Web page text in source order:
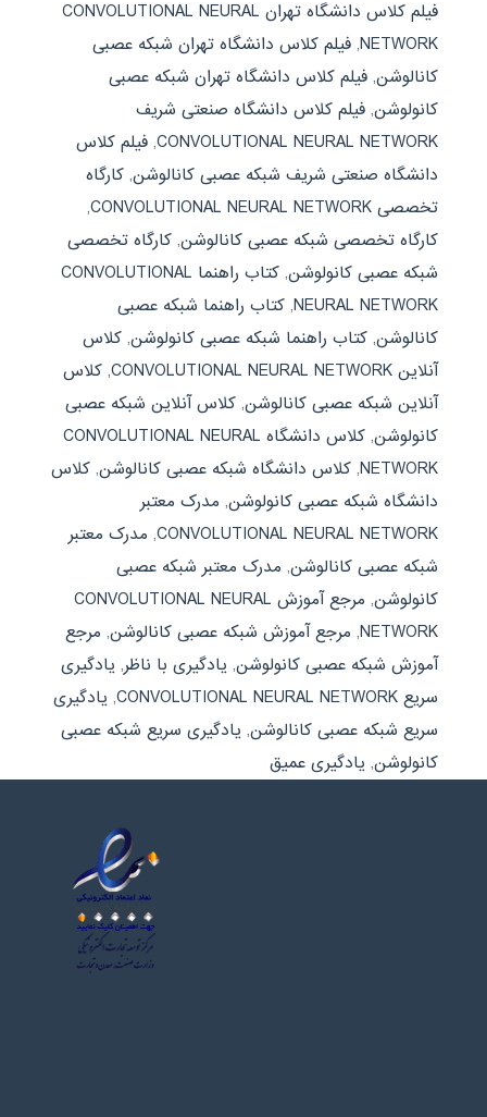
فیلم کلاس دانشگاه تهران CONVOLUTIONAL NEURAL
NETWORK
, فیلم کلاس دانشگاه تهران شبکه عصبی
کانالوشن, فیلم کلاس دانشگاه تهران شبکه عصبی
کانولوشن, فیلم کلاس دانشگاه صنعتی شریف
CONVOLUTIONAL NEURAL NETWORK
, فیلم کلاس
دانشگاه صنعتی شریف شبکه عصبی کانالوشن, کارگاه
تخصصی CONVOLUTIONAL NEURAL NETWORK
,
کارگاه تخصصی شبکه عصبی کانالوشن, کارگاه تخصصی
شبکه عصبی کانولوشن,
کتاب راهنما CONVOLUTIONAL
NEURAL NETWORK
, کتاب راهنما شبکه عصبی
کانالوشن, کتاب راهنما شبکه عصبی کانولوشن, کلاس
آنلاین CONVOLUTIONAL NEURAL NETWORK
, کلاس
آنلاین شبکه عصبی کانالوشن, کلاس آنلاین شبکه عصبی
کانولوشن,
کلاس دانشگاه CONVOLUTIONAL NEURAL
NETWORK
, کلاس دانشگاه شبکه عصبی کانالوشن, کلاس
دانشگاه شبکه عصبی کانولوشن, مدرک معتبر
CONVOLUTIONAL NEURAL NETWORK
, مدرک معتبر
شبکه عصبی کانالوشن, مدرک معتبر شبکه عصبی
کانولوشن,
مرجع آموزش CONVOLUTIONAL NEURAL
NETWORK
, مرجع آموزش شبکه عصبی کانالوشن, مرجع
آموزش شبکه عصبی کانولوشن, یادگیری با ناظر, یادگیری
سریع CONVOLUTIONAL NEURAL NETWORK
, یادگیری
سریع شبکه عصبی کانالوشن, یادگیری سریع شبکه عصبی
کانولوشن, یادگیری عمیق